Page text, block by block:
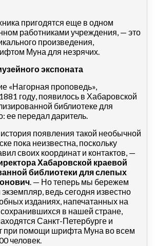
пригодятся еще в одном
работниками учреждения, — это
произведения,
Муна для незрячих.
экспоната
«Нагорная проповедь»,
году, появилось в Хабаровской
библиотеке для
ее передал даритель.
появления такой необычной
пока неизвестна, поскольку
своих координат и контактов, —
Хабаровской краевой
библиотеки для слепых
. — Но теперь мы бережем
ведь сегодня известно
изданиях, напечатанных на
в нашей стране,
Санкт-Петербурге и
при помощи шрифта Муна во всем
человек.